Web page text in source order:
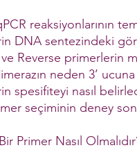
reaksiyonlarının
DNA sentezindeki
Reverse primerlerin
neden 3’
spesifiteyi nasıl
seçiminin deney
Primer Nasıl